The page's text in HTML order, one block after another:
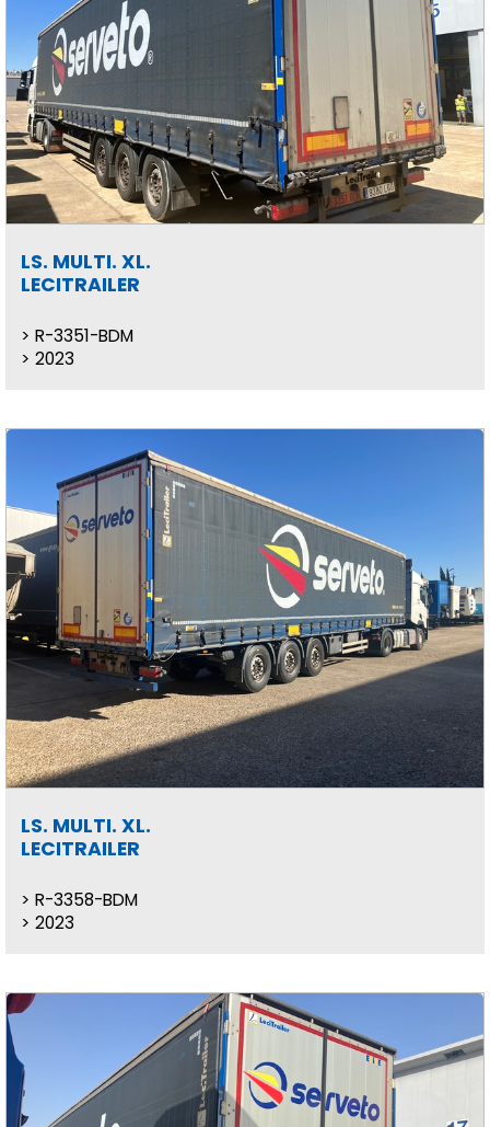
LS. MULTI. XL.
LECITRAILER
R-3351-BDM
2023
LS. MULTI. XL.
LECITRAILER
R-3358-BDM
2023